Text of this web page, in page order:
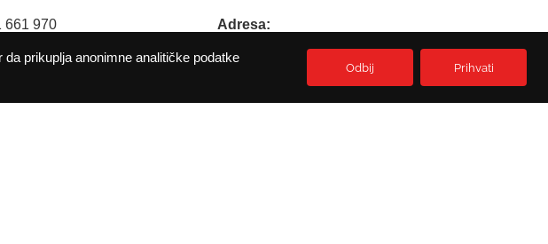
661 970
Adresa:
HR-51513 Omisalj
prikuplja anonimne analitičke podatke
Odbij Prihvati